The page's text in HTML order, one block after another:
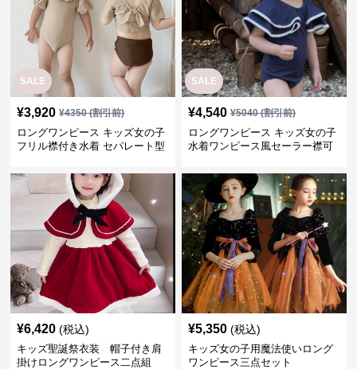
SALE
¥3,920 ¥4350(割引前)
ロングワンピース キッズ女の子
フリル襟付き水着 セパレート型
SALE
¥4,540 ¥5040(割引前)
ロングワンピース キッズ女の子
水着ワンピース風セーラー襟可
¥6,420 (税込)
キッズ聖誕祭衣装 帽子付き肩
掛けロングワンピース二点組
¥5,350 (税込)
キッズ女の子用魔法使いロング
ワンピース三点セット